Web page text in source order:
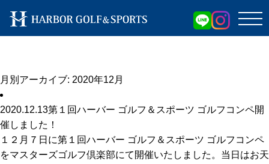
月別アーカイブ: 2020年12月
2020.12.13第１回ハーバー ゴルフ＆スポーツ ゴルフコンペ開
催しました！
１２月７日に第１回ハーバー ゴルフ＆スポーツ ゴルフコンペ
をマスターズゴルフ倶楽部にて開催いたしました。当日はお天